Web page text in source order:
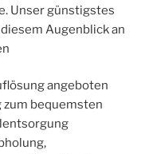
Unser günstigstes
Augenblick an
angeboten
zum bequemsten